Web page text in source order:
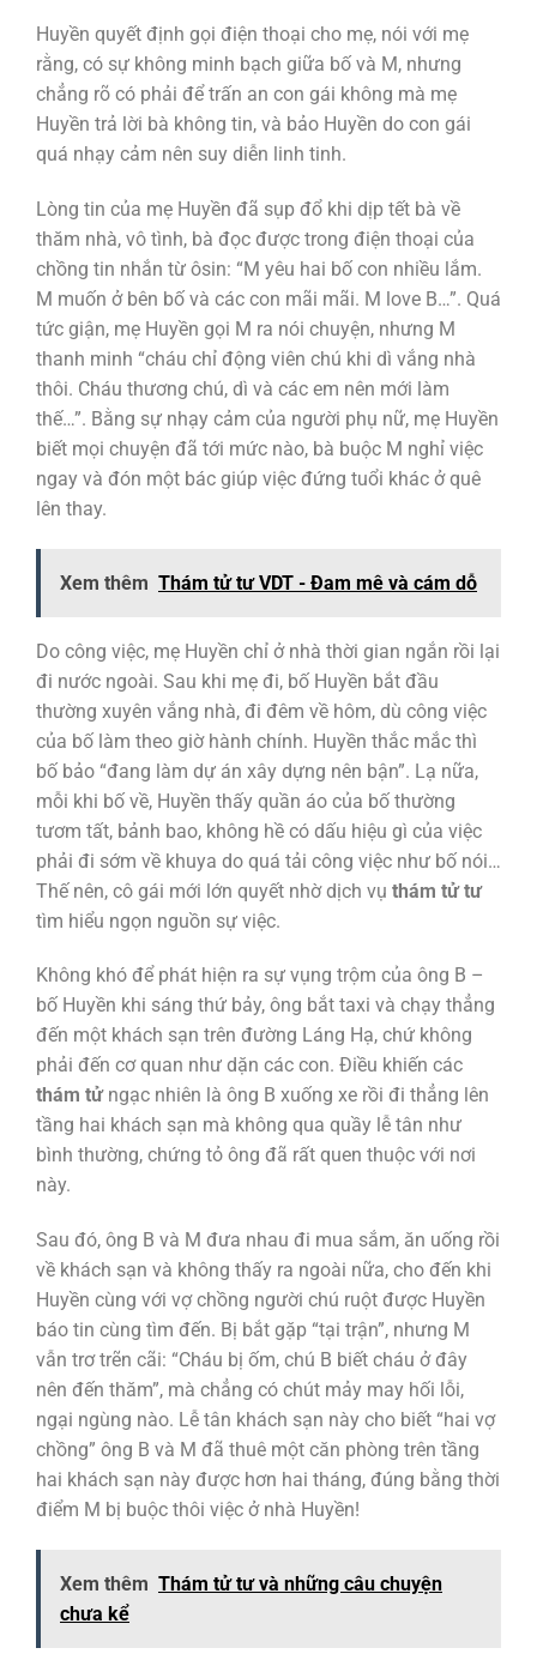
Huyền quyết định gọi điện thoại cho mẹ, nói với mẹ
rằng, có sự không minh bạch giữa bố và M, nhưng
chẳng rõ có phải để trấn an con gái không mà mẹ
Huyền trả lời bà không tin, và bảo Huyền do con gái
quá nhạy cảm nên suy diễn linh tinh.
Lòng tin của mẹ Huyền đã sụp đổ khi dịp tết bà về
thăm nhà, vô tình, bà đọc được trong điện thoại của
chồng tin nhắn từ ôsin: “M yêu hai bố con nhiều lắm.
M muốn ở bên bố và các con mãi mãi. M love B…”. Quá
tức giận, mẹ Huyền gọi M ra nói chuyện, nhưng M
thanh minh “cháu chỉ động viên chú khi dì vắng nhà
thôi. Cháu thương chú, dì và các em nên mới làm
thế…”. Bằng sự nhạy cảm của người phụ nữ, mẹ Huyền
biết mọi chuyện đã tới mức nào, bà buộc M nghỉ việc
ngay và đón một bác giúp việc đứng tuổi khác ở quê
lên thay.
Xem thêm Thám tử tư VDT - Đam mê và cám dỗ
Do công việc, mẹ Huyền chỉ ở nhà thời gian ngắn rồi lại
đi nước ngoài. Sau khi mẹ đi, bố Huyền bắt đầu
thường xuyên vắng nhà, đi đêm về hôm, dù công việc
của bố làm theo giờ hành chính. Huyền thắc mắc thì
bố bảo “đang làm dự án xây dựng nên bận”. Lạ nữa,
mỗi khi bố về, Huyền thấy quần áo của bố thường
tươm tất, bảnh bao, không hề có dấu hiệu gì của việc
phải đi sớm về khuya do quá tải công việc như bố nói…
Thế nên, cô gái mới lớn quyết nhờ dịch vụ thám tử tư
tìm hiểu ngọn nguồn sự việc.
Không khó để phát hiện ra sự vụng trộm của ông B –
bố Huyền khi sáng thứ bảy, ông bắt taxi và chạy thẳng
đến một khách sạn trên đường Láng Hạ, chứ không
phải đến cơ quan như dặn các con. Điều khiến các
thám tử ngạc nhiên là ông B xuống xe rồi đi thẳng lên
tầng hai khách sạn mà không qua quầy lễ tân như
bình thường, chứng tỏ ông đã rất quen thuộc với nơi
này.
Sau đó, ông B và M đưa nhau đi mua sắm, ăn uống rồi
về khách sạn và không thấy ra ngoài nữa, cho đến khi
Huyền cùng với vợ chồng người chú ruột được Huyền
báo tin cùng tìm đến. Bị bắt gặp “tại trận”, nhưng M
vẫn trơ trẽn cãi: “Cháu bị ốm, chú B biết cháu ở đây
nên đến thăm”, mà chẳng có chút mảy may hối lỗi,
ngại ngùng nào. Lễ tân khách sạn này cho biết “hai vợ
chồng” ông B và M đã thuê một căn phòng trên tầng
hai khách sạn này được hơn hai tháng, đúng bằng thời
điểm M bị buộc thôi việc ở nhà Huyền!
Xem thêm Thám tử tư và những câu chuyện
chưa kể